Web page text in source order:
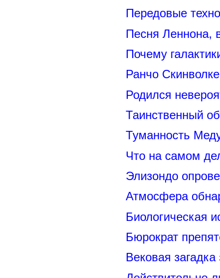
Передовые
Песня Леннона,
Почему
Ранчо
Родился
Таинственный
Туманность
Что на самом
Элизондо
Атмосфера
Биологическая
Бюрократ
Вековая